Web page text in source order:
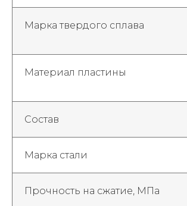
Марка твердого сплава
Материал пластины
Состав
Марка стали
Прочность на сжатие, МПа